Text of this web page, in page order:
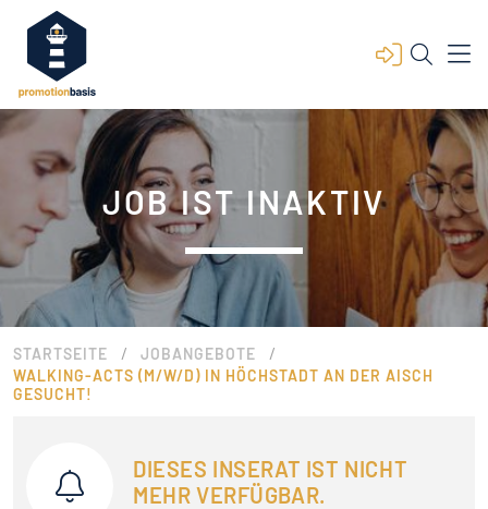
JOB IST INAKTIV
STARTSEITE / JOBANGEBOTE /
WALKING-ACTS (M/W/D) IN HÖCHSTADT AN DER AISCH
GESUCHT!
DIESES INSERAT IST NICHT
MEHR VERFÜGBAR.